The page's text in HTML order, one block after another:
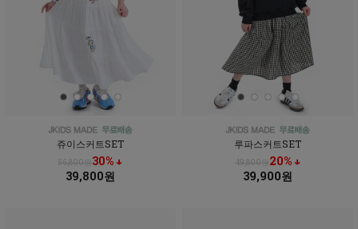
쥬이스커트SET
56,800원30% ↓
39,800원
루파스커트SET
49,800원20% ↓
39,900원